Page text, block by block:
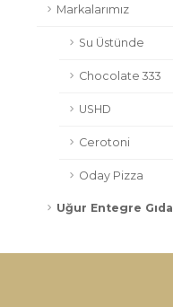
Markalarımız
Su Üstünde
Chocolate 333
USHD
Cerotoni
Oday Pizza
Uğur Entegre Gıda